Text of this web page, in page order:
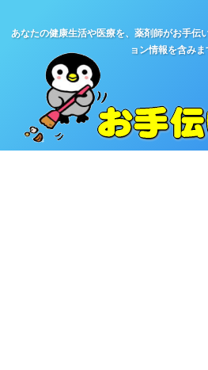
あなたの健康生活や医療を、薬剤師がお手伝
ョン情報を含みま